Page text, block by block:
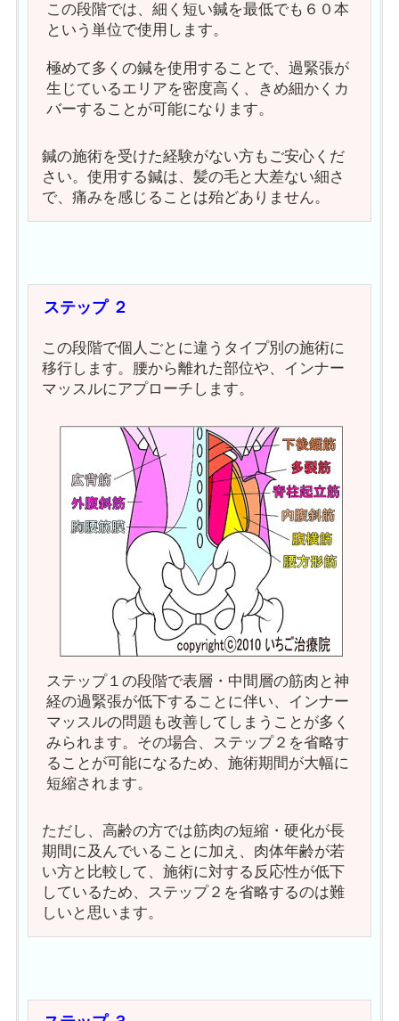
この段階では、細く短い鍼を最低でも６０本
という単位で使用します。
極めて多くの鍼を使用することで、過緊張が
生じているエリアを密度高く、きめ細かくカ
バーすることが可能になります。
鍼の施術を受けた経験がない方もご安心くだ
さい。使用する鍼は、髪の毛と大差ない細さ
で、痛みを感じることは殆どありません。
ステップ ２
この段階で個人ごとに違うタイプ別の施術に
移行します。腰から離れた部位や、インナー
マッスルにアプローチします。
ステップ１の段階で表層・中間層の筋肉と神
経の過緊張が低下することに伴い、インナー
マッスルの問題も改善してしまうことが多く
みられます。その場合、ステップ２を省略す
ることが可能になるため、施術期間が大幅に
短縮されます。
ただし、高齢の方では筋肉の短縮・硬化が長
期間に及んでいることに加え、肉体年齢が若
い方と比較して、施術に対する反応性が低下
しているため、ステップ２を省略するのは難
しいと思います。